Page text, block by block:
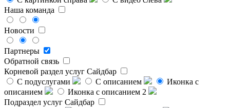
Наша команда
Новости
Партнеры
Обратной связь
Корневой раздел услуг Сайдбар
С подуслугами
С описанием
Иконка с
описанием
Иконка с описанием 2
Подраздел услуг Сайдбар